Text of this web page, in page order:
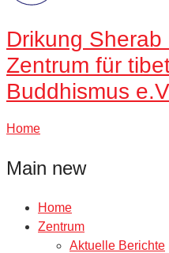
Drikung Sherab
Zentrum für
Buddhismus
Home
Main new
Home
Zentrum
Aktuelle Berichte